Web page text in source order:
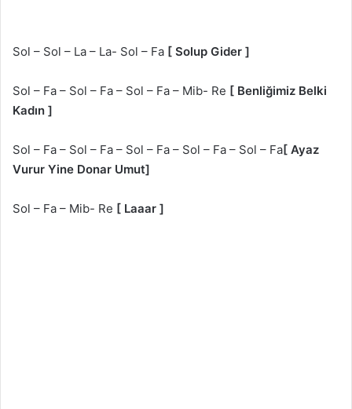
Sol – Sol – La – La- Sol – Fa [ Solup Gider ]
Sol – Fa – Sol – Fa – Sol – Fa – Mib- Re [ Benliğimiz Belki
Kadın ]
Sol – Fa – Sol – Fa – Sol – Fa – Sol – Fa – Sol – Fa[ Ayaz
Vurur Yine Donar Umut]
Sol – Fa – Mib- Re [ Laaar ]